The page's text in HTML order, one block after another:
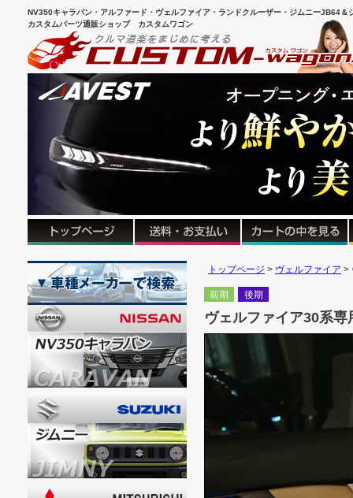
NV350キャラバン・アルファード・ヴェルファイア・ランドクルーザー・ジムニーJB64
カスタムパーツ通販ショップ カスタムワゴン
トップページ ヴェルファイア
前期 後期
ヴェルファイア30系